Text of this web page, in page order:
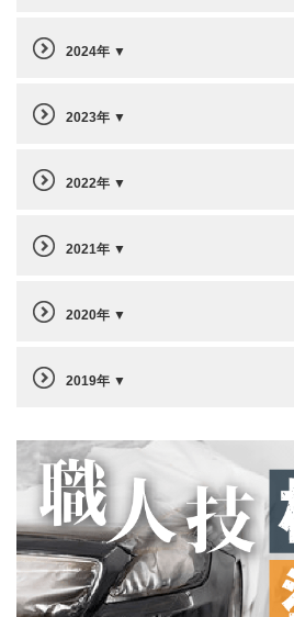
2024年
2023年
2022年
2021年
2020年
2019年